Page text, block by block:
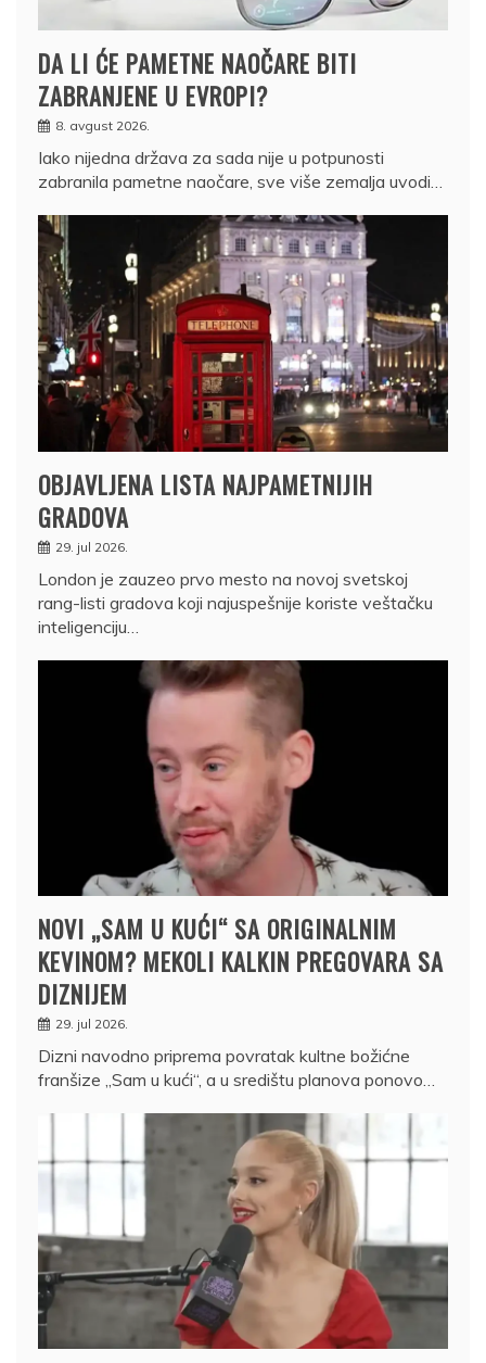
DA LI ĆE PAMETNE NAOČARE BITI
ZABRANJENE U EVROPI?
8. avgust 2026.
Iako nijedna država za sada nije u potpunosti
zabranila pametne naočare, sve više zemalja uvodi…
OBJAVLJENA LISTA NAJPAMETNIJIH
GRADOVA
29. jul 2026.
London je zauzeo prvo mesto na novoj svetskoj
rang-listi gradova koji najuspešnije koriste veštačku
inteligenciju…
NOVI „SAM U KUĆI“ SA ORIGINALNIM
KEVINOM? MEKOLI KALKIN PREGOVARA SA
DIZNIJEM
29. jul 2026.
Dizni navodno priprema povratak kultne božićne
franšize „Sam u kući“, a u središtu planova ponovo…